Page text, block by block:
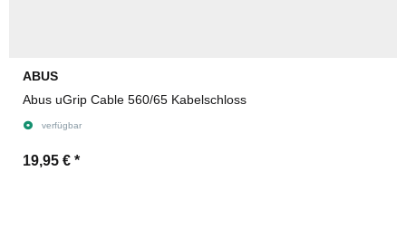
ABUS
Abus uGrip Cable 560/65 Kabelschloss
verfügbar
19,95 € *